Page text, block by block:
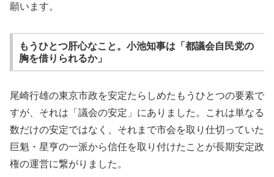
願います。
もうひとつ肝心なこと。小池知事は「都議会自民党の
胸を借りられるか」
尾崎行雄の東京市政を安定たらしめたもうひとつの要素で
すが、それは「議会の安定」にありました。これは単なる
数だけの安定ではなく、それまで市会を取り仕切っていた
巨魁・星亨の一派から信任を取り付けたことが長期安定政
権の運営に繋がりました。